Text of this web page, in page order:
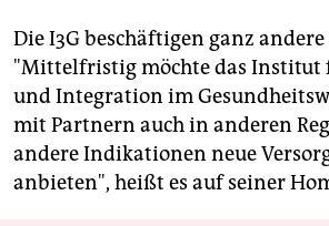
Die I3G beschäftigen ganz andere
"Mittelfristig möchte das Institut
und Integration im
mit Partnern auch in anderen
andere Indikationen neue
anbieten", heißt es auf seiner